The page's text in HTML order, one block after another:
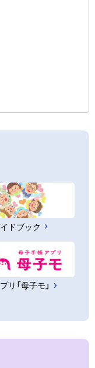
ドブック
リ「母子モ」